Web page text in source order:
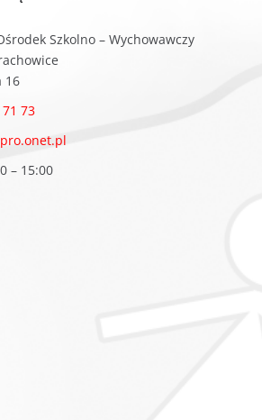
Szkolno – Wychowawczy
16
73
– 15:00